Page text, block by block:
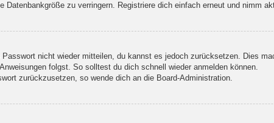
Datenbankgröße zu verringern. Registriere dich einfach erneut und nimm
nicht wieder mitteilen, du kannst es jedoch zurücksetzen. Dies
folgst. So solltest du dich schnell wieder anmelden können.
zurückzusetzen, so wende dich an die Board-Administration.